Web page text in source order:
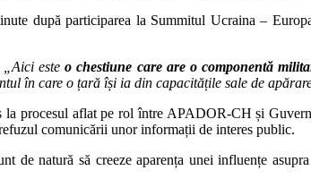
după participarea la Summitul Ucraina –
„Aici esteo chestiune care are o componentă
în care o țară își ia din capacitățile sale de
la procesul aflat pe rol între APADOR-CH și
comunicării unor informații de interes public.
de natură să creeze aparența unei influențe